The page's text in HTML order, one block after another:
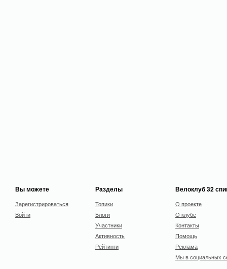
Вы можете
Зарегистрироваться
Войти
Разделы
Топики
Блоги
Участники
Активность
Рейтинги
Велоклуб 32
О проекте
О клубе
Контакты
Помощь
Реклама
Мы в социальных